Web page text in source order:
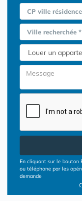
CP ville
Ville recherchée *
En cliquant sur le bouton
ou téléphone par les
demande